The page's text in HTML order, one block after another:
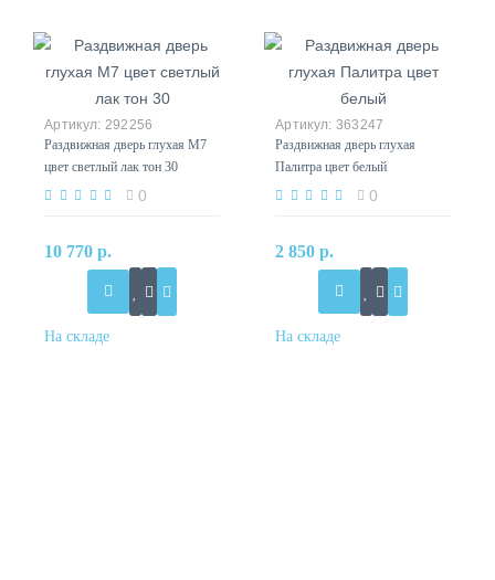
292256
Раздвижная дверь глухая М7
цвет светлый лак тон 30
0
10 770 р.
363247
Раздвижная дверь глухая
Палитра цвет белый
0
2 850 р.